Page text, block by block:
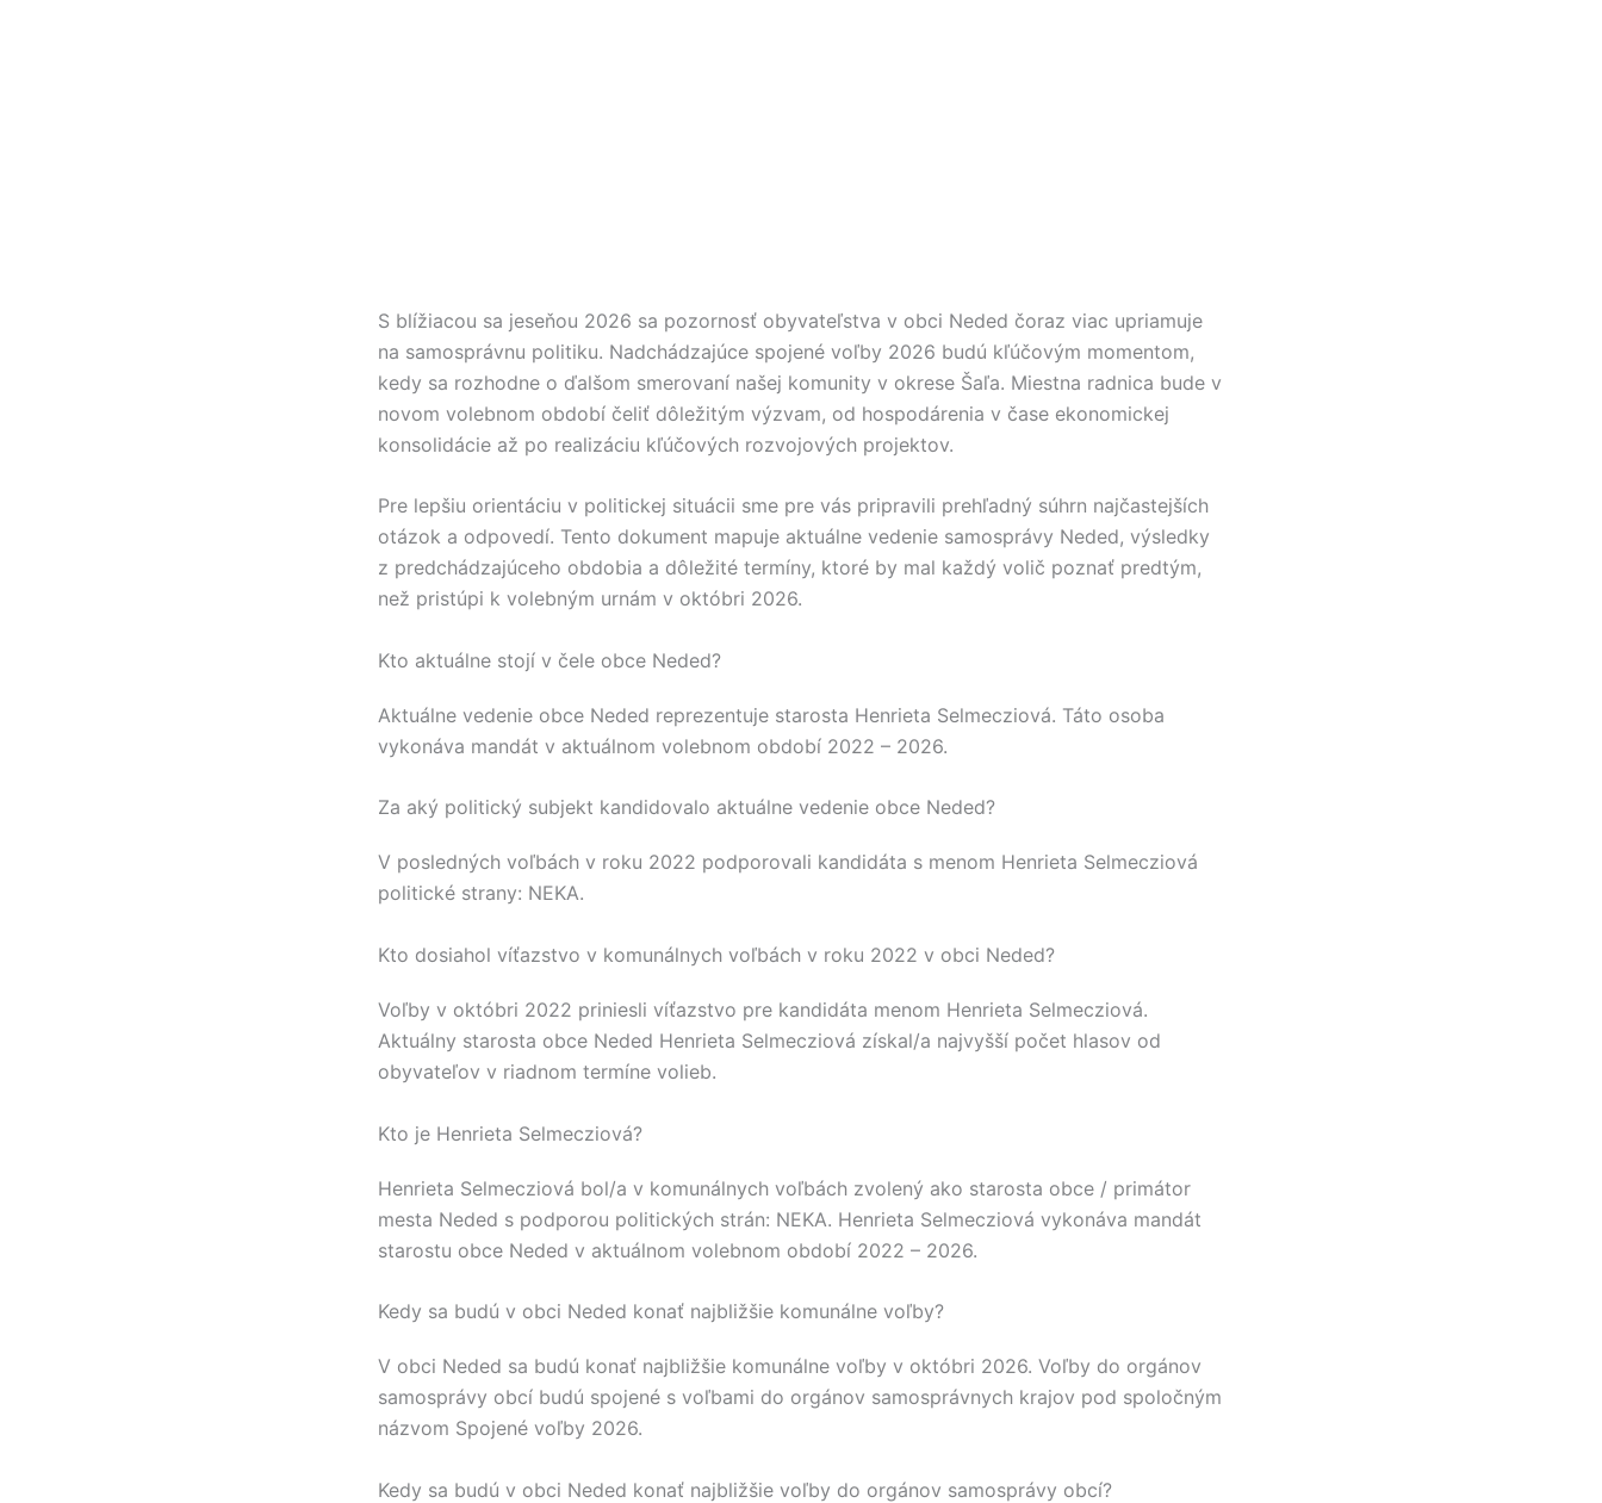
S blížiacou sa jeseňou 2026 sa pozornosť obyvateľstva v obci Neded čoraz viac upriamuje
na samosprávnu politiku. Nadchádzajúce spojené voľby 2026 budú kľúčovým momentom,
kedy sa rozhodne o ďalšom smerovaní našej komunity v okrese Šaľa. Miestna radnica bude v
novom volebnom období čeliť dôležitým výzvam, od hospodárenia v čase ekonomickej
konsolidácie až po realizáciu kľúčových rozvojových projektov.
Pre lepšiu orientáciu v politickej situácii sme pre vás pripravili prehľadný súhrn najčastejších
otázok a odpovedí. Tento dokument mapuje aktuálne vedenie samosprávy Neded, výsledky
z predchádzajúceho obdobia a dôležité termíny, ktoré by mal každý volič poznať predtým,
než pristúpi k volebným urnám v októbri 2026.
Kto aktuálne stojí v čele obce Neded?
Aktuálne vedenie obce Neded reprezentuje starosta Henrieta Selmecziová. Táto osoba
vykonáva mandát v aktuálnom volebnom období 2022 – 2026.
Za aký politický subjekt kandidovalo aktuálne vedenie obce Neded?
V posledných voľbách v roku 2022 podporovali kandidáta s menom Henrieta Selmecziová
politické strany: NEKA.
Kto dosiahol víťazstvo v komunálnych voľbách v roku 2022 v obci Neded?
Voľby v októbri 2022 priniesli víťazstvo pre kandidáta menom Henrieta Selmecziová.
Aktuálny starosta obce Neded Henrieta Selmecziová získal/a najvyšší počet hlasov od
obyvateľov v riadnom termíne volieb.
Kto je Henrieta Selmecziová?
Henrieta Selmecziová bol/a v komunálnych voľbách zvolený ako starosta obce / primátor
mesta Neded s podporou politických strán: NEKA. Henrieta Selmecziová vykonáva mandát
starostu obce Neded v aktuálnom volebnom období 2022 – 2026.
Kedy sa budú v obci Neded konať najbližšie komunálne voľby?
V obci Neded sa budú konať najbližšie komunálne voľby v októbri 2026. Voľby do orgánov
samosprávy obcí budú spojené s voľbami do orgánov samosprávnych krajov pod spoločným
názvom Spojené voľby 2026.
Kedy sa budú v obci Neded konať najbližšie voľby do orgánov samosprávy obcí?